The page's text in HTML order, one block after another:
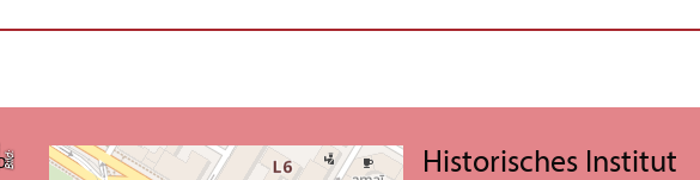
Bil
d:
J
o
n
a
B
r
o
si Historisches Institut